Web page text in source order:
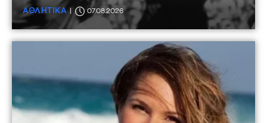
ΑΘΛΗΤΙΚΑ 07.08.2026